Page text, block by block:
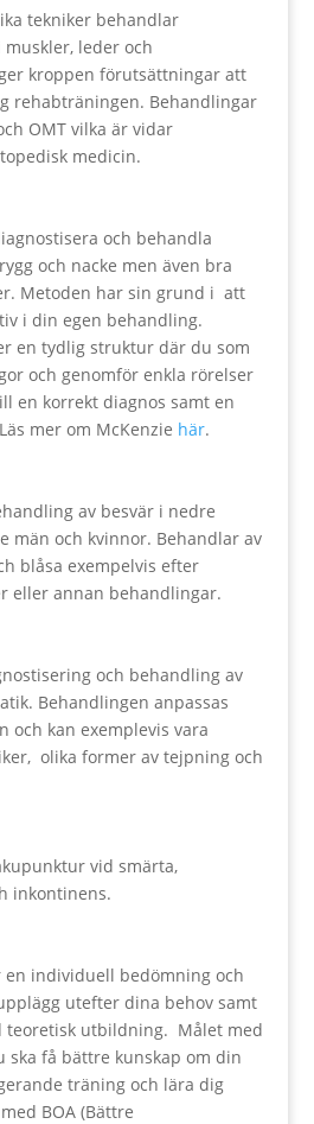
tekniker behandlar
leder och
kroppen förutsättningar att
rehabträningen. Behandlingar
OMT vilka är vidar
medicin.
och behandla
och nacke men även bra
Metoden har sin grund i att
i din egen behandling.
en tydlig struktur där du som
och genomför enkla rörelser
en korrekt diagnos samt en
mer om McKenzie här.
av besvär i nedre
män och kvinnor. Behandlar av
blåsa exempelvis efter
eller annan behandlingar.
och behandling av
Behandlingen anpassas
och kan exemplevis vara
olika former av tejpning och
vid smärta,
inkontinens.
individuell bedömning och
utefter dina behov samt
utbildning. Målet med
ska få bättre kunskap om din
träning och lära dig
BOA (Bättre